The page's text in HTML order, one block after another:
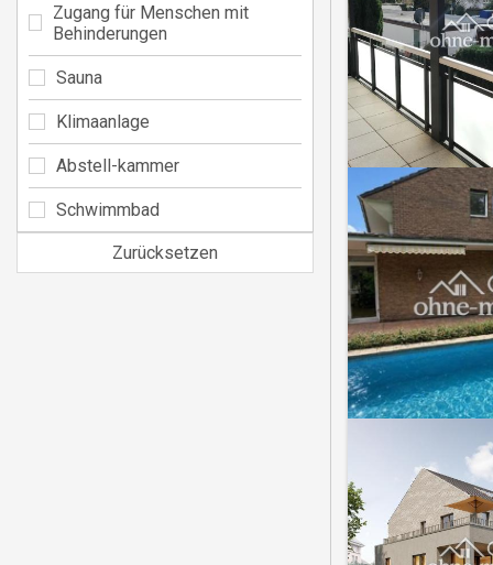
Zugang für Menschen mit
Behinderungen
Sauna
Klimaanlage
Abstell-kammer
Schwimmbad
Zurücksetzen